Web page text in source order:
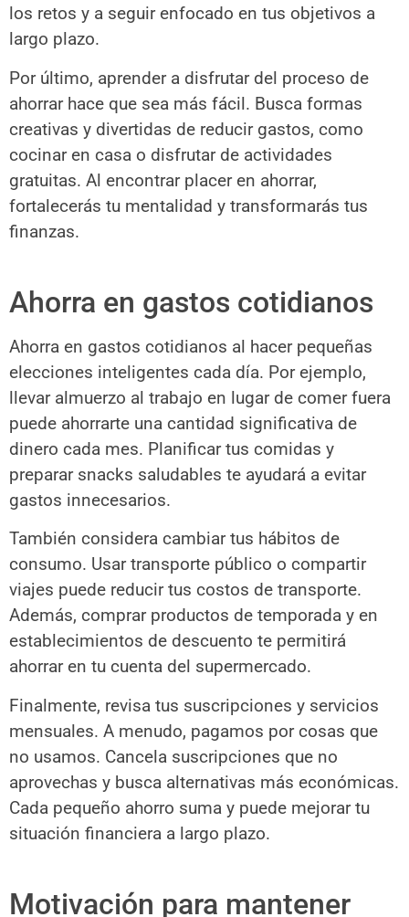
los retos y a seguir enfocado en tus objetivos a
largo plazo.
Por último, aprender a disfrutar del proceso de
ahorrar hace que sea más fácil. Busca formas
creativas y divertidas de reducir gastos, como
cocinar en casa o disfrutar de actividades
gratuitas. Al encontrar placer en ahorrar,
fortalecerás tu mentalidad y transformarás tus
finanzas.
Ahorra en gastos cotidianos
Ahorra en gastos cotidianos al hacer pequeñas
elecciones inteligentes cada día. Por ejemplo,
llevar almuerzo al trabajo en lugar de comer fuera
puede ahorrarte una cantidad significativa de
dinero cada mes. Planificar tus comidas y
preparar snacks saludables te ayudará a evitar
gastos innecesarios.
También considera cambiar tus hábitos de
consumo. Usar transporte público o compartir
viajes puede reducir tus costos de transporte.
Además, comprar productos de temporada y en
establecimientos de descuento te permitirá
ahorrar en tu cuenta del supermercado.
Finalmente, revisa tus suscripciones y servicios
mensuales. A menudo, pagamos por cosas que
no usamos. Cancela suscripciones que no
aprovechas y busca alternativas más económicas.
Cada pequeño ahorro suma y puede mejorar tu
situación financiera a largo plazo.
Motivación para mantener